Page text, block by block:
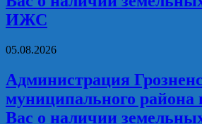
ИЖС
05.08.2026
Администрация
муниципального района
Вас о наличии